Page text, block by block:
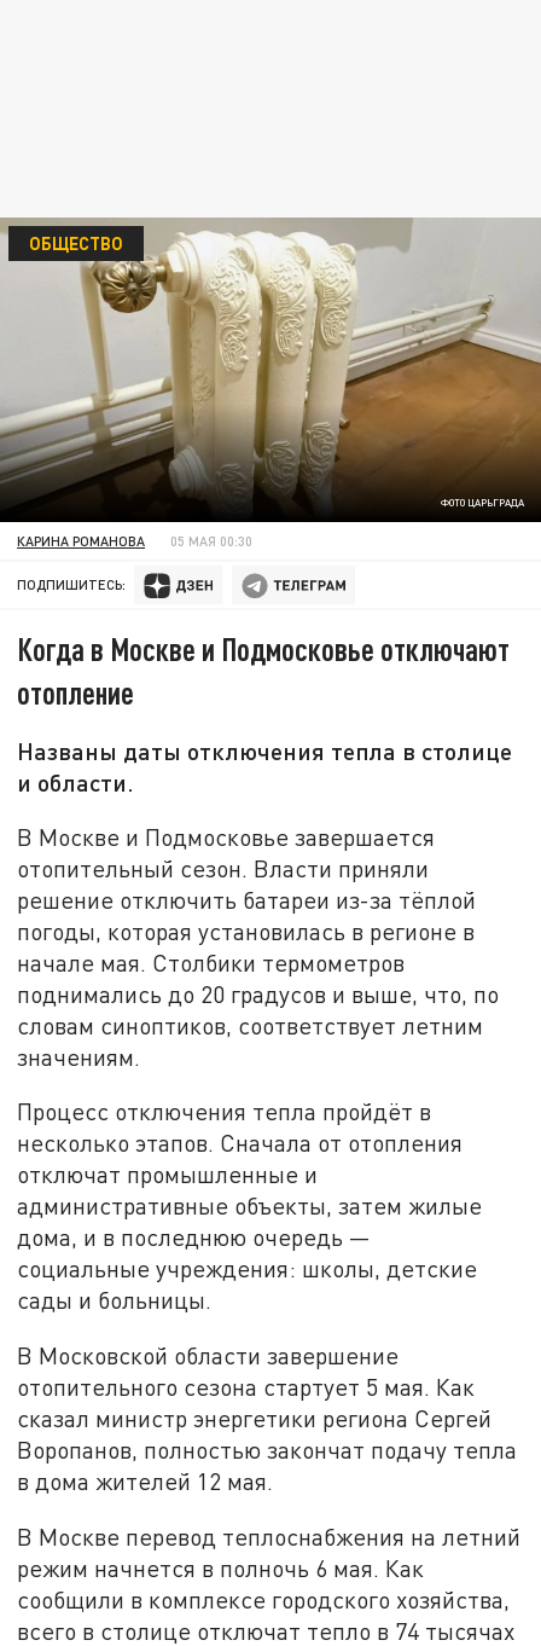
ФОТО ЦАРЬГРАДА
ОБЩЕСТВО
КАРИНА РОМАНОВА 05 МАЯ 00:30
ПОДПИШИТЕСЬ:
Когда в Москве и Подмосковье отключают
отопление
Названы даты отключения тепла в столице
и области.
В Москве и Подмосковье завершается
отопительный сезон. Власти приняли
решение отключить батареи из-за тёплой
погоды, которая установилась в регионе в
начале мая. Столбики термометров
поднимались до 20 градусов и выше, что, по
словам синоптиков, соответствует летним
значениям.
Процесс отключения тепла пройдёт в
несколько этапов. Сначала от отопления
отключат промышленные и
административные объекты, затем жилые
дома, и в последнюю очередь —
социальные учреждения: школы, детские
сады и больницы.
В Московской области завершение
отопительного сезона стартует 5 мая. Как
сказал министр энергетики региона Сергей
Воропанов, полностью закончат подачу тепла
в дома жителей 12 мая.
В Москве перевод теплоснабжения на летний
режим начнется в полночь 6 мая. Как
сообщили в комплексе городского хозяйства,
всего в столице отключат тепло в 74 тысячах